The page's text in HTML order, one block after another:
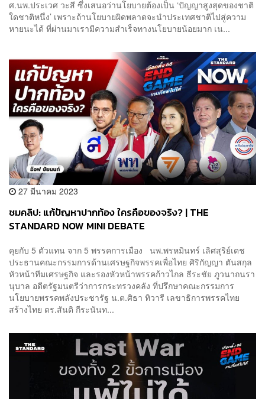
ศ.นพ.ประเวศ วะสี ซึ่งเสนอว่านโยบายต้องเป็น ‘ปัญญาสูงสุดของชาติ
ใดชาติหนึ่ง’ เพราะถ้านโยบายผิดพลาดจะนำประเทศชาติไปสู่ความ
หายนะได้ ที่ผ่านมาเรามีความสำเร็จทางนโยบายน้อยมาก เน...
27 มีนาคม 2023
ชมคลิป: แก้ปัญหาปากท้อง ใครคือของจริง? | THE
STANDARD NOW MINI DEBATE
คุยกับ 5 ตัวแทน จาก 5 พรรคการเมือง นพ.พรหมินทร์ เลิศสุริย์เดช
ประธานคณะกรรมการด้านเศรษฐกิจพรรคเพื่อไทย ศิริกัญญา ตันสกุล
หัวหน้าทีมเศรษฐกิจ และรองหัวหน้าพรรคก้าวไกล ธีระชัย ภูวนาถนรา
นุบาล อดีตรัฐมนตรีว่าการกระทรวงคลัง ที่ปรึกษาคณะกรรมการ
นโยบายพรรคพลังประชารัฐ น.ต.ศิธา ทิวารี เลขาธิการพรรคไทย
สร้างไทย ดร.สันติ กีระนันท...